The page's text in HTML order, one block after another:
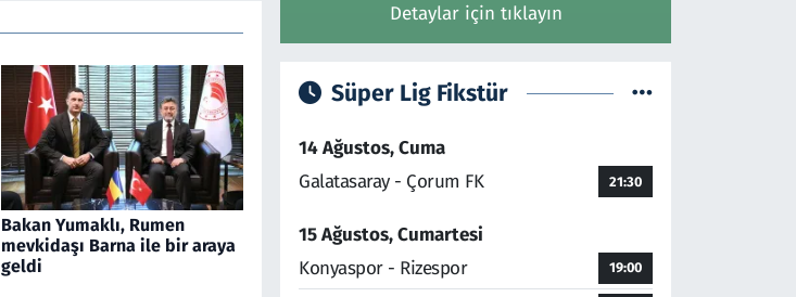
Bakan Yumaklı, Rumen
mevkidaşı Barna ile bir araya
geldi
Detaylar için tıklayın
Süper Lig Fikstür
14 Ağustos, Cuma
Galatasaray - Çorum FK
21:30
15 Ağustos, Cumartesi
Konyaspor - Rizespor
19:00